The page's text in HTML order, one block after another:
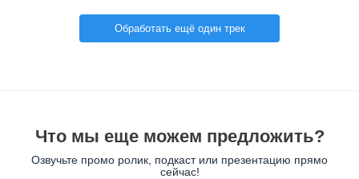
Обработать ещё один трек
Что мы еще можем предложить?
Озвучьте промо ролик, подкаст или презентацию прямо
сейчас!